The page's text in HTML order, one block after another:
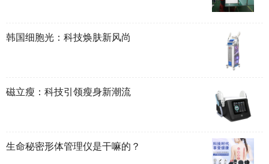
韩国细胞光：科技焕肤新风尚
磁立瘦：科技引领瘦身新潮流
生命秘密形体管理仪是干嘛的？